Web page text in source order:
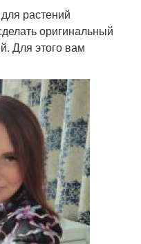
растений
оригинальный
Для этого вам